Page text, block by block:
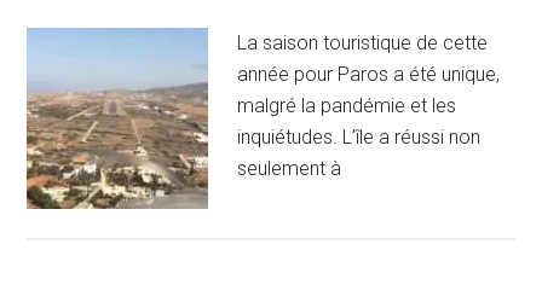
La saison touristique de cette
année pour Paros a été unique,
malgré la pandémie et les
inquiétudes. L’île a réussi non
seulement à